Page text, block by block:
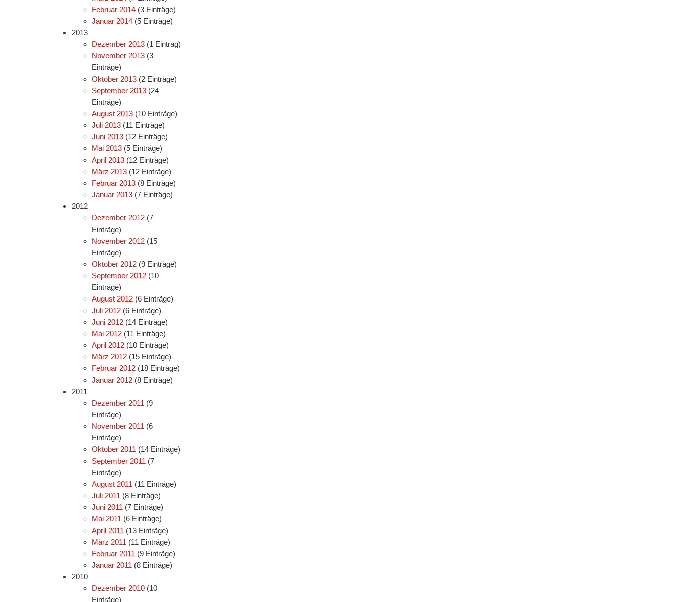
Februar 2014 (3 Einträge)
Januar 2014 (5 Einträge)
2013
Dezember 2013 (1 Eintrag)
November 2013 (3
Einträge)
Oktober 2013 (2 Einträge)
September 2013 (24
Einträge)
August 2013 (10 Einträge)
Juli 2013 (11 Einträge)
Juni 2013 (12 Einträge)
Mai 2013 (5 Einträge)
April 2013 (12 Einträge)
März 2013 (12 Einträge)
Februar 2013 (8 Einträge)
Januar 2013 (7 Einträge)
2012
Dezember 2012 (7
Einträge)
November 2012 (15
Einträge)
Oktober 2012 (9 Einträge)
September 2012 (10
Einträge)
August 2012 (6 Einträge)
Juli 2012 (6 Einträge)
Juni 2012 (14 Einträge)
Mai 2012 (11 Einträge)
April 2012 (10 Einträge)
März 2012 (15 Einträge)
Februar 2012 (18 Einträge)
Januar 2012 (8 Einträge)
2011
Dezember 2011 (9
Einträge)
November 2011 (6
Einträge)
Oktober 2011 (14 Einträge)
September 2011 (7
Einträge)
August 2011 (11 Einträge)
Juli 2011 (8 Einträge)
Juni 2011 (7 Einträge)
Mai 2011 (6 Einträge)
April 2011 (13 Einträge)
März 2011 (11 Einträge)
Februar 2011 (9 Einträge)
Januar 2011 (8 Einträge)
2010
Dezember 2010 (10
Einträge)